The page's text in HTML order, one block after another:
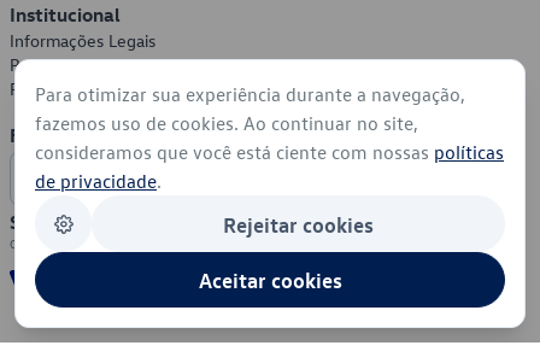
Institucional
Informações Legais
Política de Privacidade
Política de Cookies
Formas de Pagamento
Segurança
Para otimizar sua experiência durante a navegação,
fazemos uso de cookies. Ao continuar no site,
consideramos que você está ciente com nossas políticas
de privacidade.
Rejeitar cookies
Aceitar cookies